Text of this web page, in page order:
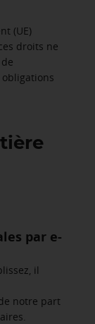
(UE)
droits ne
par e-
il
notre part